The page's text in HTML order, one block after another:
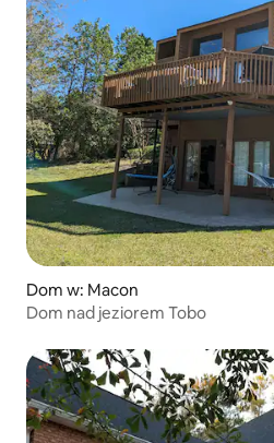
Dom w: Macon
Dom nad jeziorem Tobo